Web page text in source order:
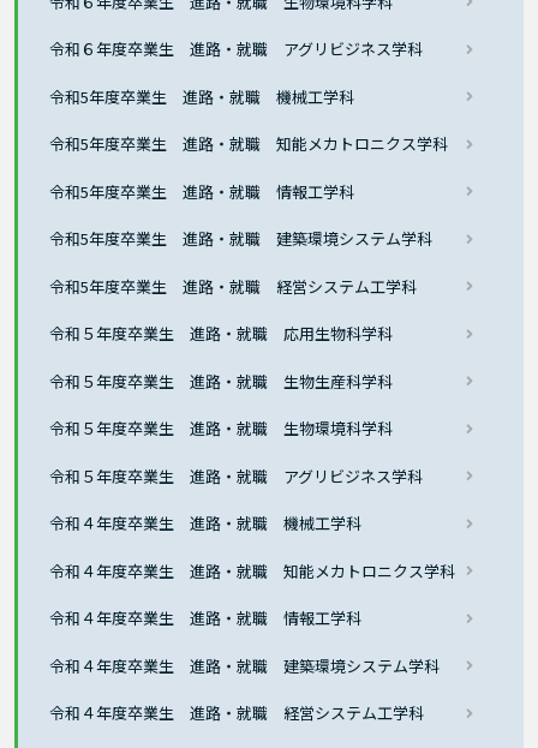
令和６年度卒業生 進路・就職 アグリビジネス学科
令和5年度卒業生 進路・就職 機械工学科
令和5年度卒業生 進路・就職 知能メカトロニクス学科
令和5年度卒業生 進路・就職 情報工学科
令和5年度卒業生 進路・就職 建築環境システム学科
令和5年度卒業生 進路・就職 経営システム工学科
令和５年度卒業生 進路・就職 応用生物科学科
令和５年度卒業生 進路・就職 生物生産科学科
令和５年度卒業生 進路・就職 生物環境科学科
令和５年度卒業生 進路・就職 アグリビジネス学科
令和４年度卒業生 進路・就職 機械工学科
令和４年度卒業生 進路・就職 知能メカトロニクス学科
令和４年度卒業生 進路・就職 情報工学科
令和４年度卒業生 進路・就職 建築環境システム学科
令和４年度卒業生 進路・就職 経営システム工学科